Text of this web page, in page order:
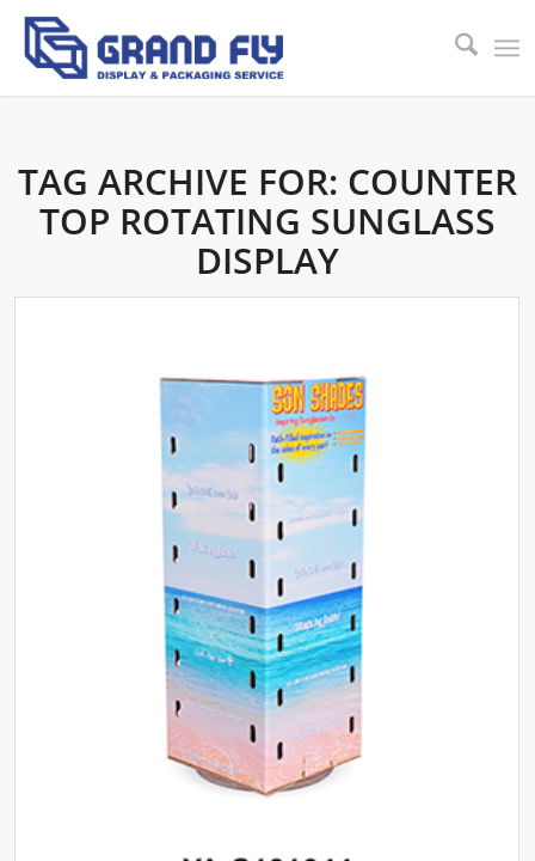
TAG ARCHIVE FOR: COUNTER
TOP ROTATING SUNGLASS
DISPLAY